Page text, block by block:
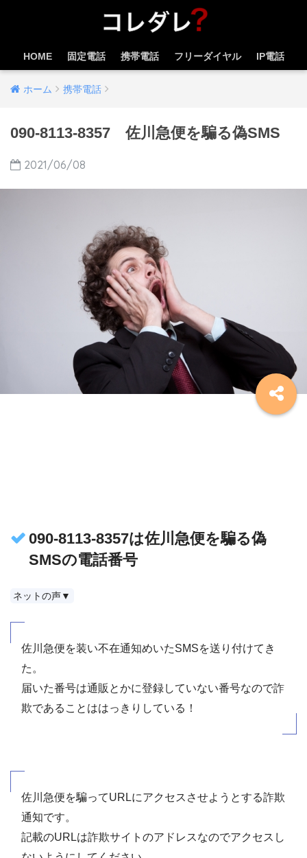
HOME 固定電話 携帯電話 フリーダイヤル IP電話
ホーム 携帯電話
090-8113-8357 佐川急便を騙る偽SMS
2021/06/08
090-8113-8357は佐川急便を騙る偽
SMSの電話番号
ネットの声▼
佐川急便を装い不在通知めいたSMSを送り付けてき
た。
届いた番号は通販とかに登録していない番号なので詐
欺であることははっきりしている！
佐川急便を騙ってURLにアクセスさせようとする詐欺
通知です。
記載のURLは詐欺サイトのアドレスなのでアクセスし